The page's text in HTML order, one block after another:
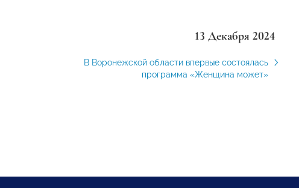
13 Декабря 2024
В Воронежской области впервые состоялась
программа «Женщина может»